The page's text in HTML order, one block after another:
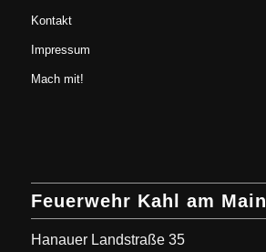
Kontakt
Impressum
Mach mit!
Feuerwehr Kahl am Main
Hanauer Landstraße 35